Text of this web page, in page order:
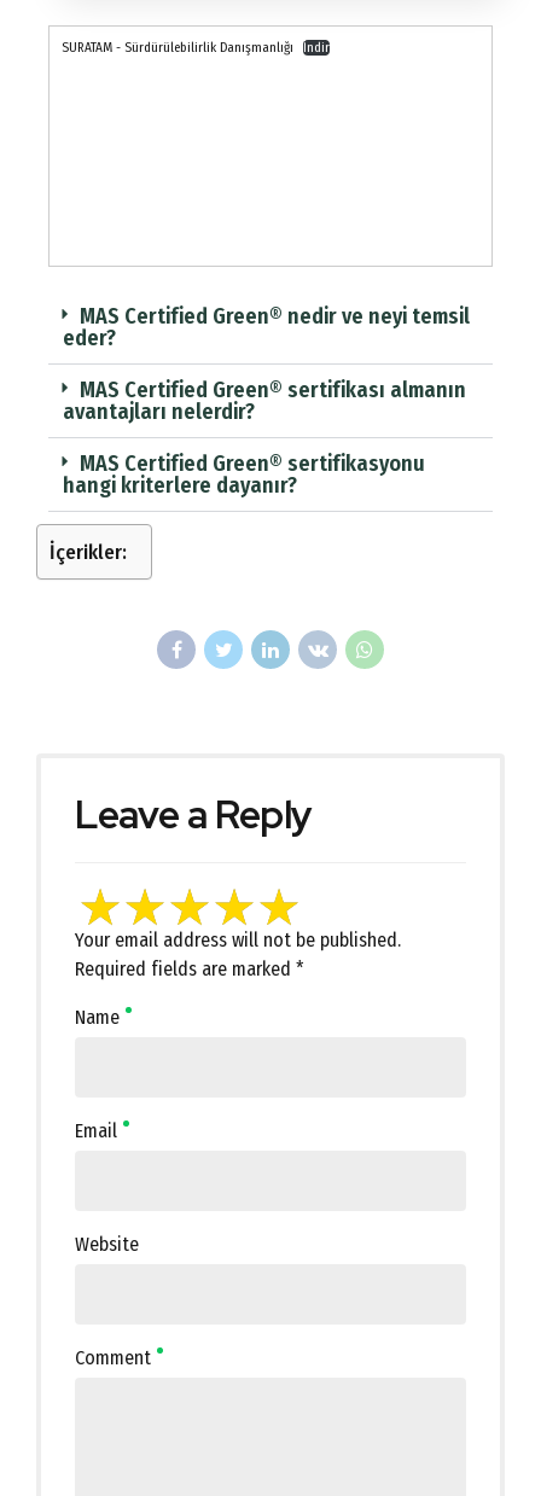
SURATAM - Sürdürülebilirlik Danışmanlığı İndir
MAS Certified Green® nedir ve neyi temsil
eder?
MAS Certified Green® sertifikası almanın
avantajları nelerdir?
MAS Certified Green® sertifikasyonu
hangi kriterlere dayanır?
İçerikler:
Leave a Reply
Your email address will not be published.
Required fields are marked *
Comment
Name
Email
Website